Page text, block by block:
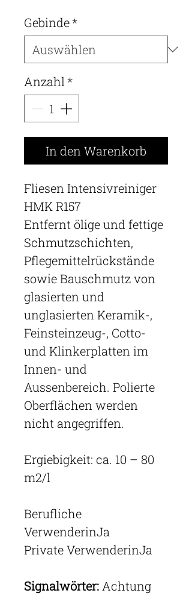
Gebinde*
Anzahl*
In den Warenkorb
Fliesen Intensivreiniger
HMK R157
Entfernt ölige und fettige
Schmutzschichten,
Pflegemittelrückstände
sowie Bauschmutz von
glasierten und
unglasierten Keramik-,
Feinsteinzeug-, Cotto-
und Klinkerplatten im
Innen- und
Aussenbereich. Polierte
Oberflächen werden
nicht angegriffen.
Ergiebigkeit: ca. 10 – 80
m2/l
Berufliche
VerwenderinJa
Private VerwenderinJa
Signalwörter:Achtung